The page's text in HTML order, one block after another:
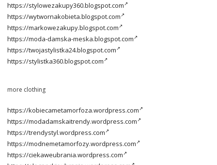
https://stylowezakupy360.blogspot.com
https://wytwornakobieta.blogspot.com
https://markowezakupy.blogspot.com
https://moda-damska-meska.blogspot.com
https://twojastylistka24.blogspot.com
https://stylistka360.blogspot.com
more clothing
https://kobiecametamorfoza.wordpress.com
https://modadamskaitrendy.wordpress.com
https://trendystyl.wordpress.com
https://modnemetamorfozy.wordpress.com
https://ciekaweubrania.wordpress.com